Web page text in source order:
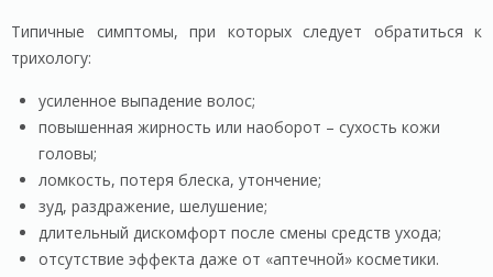
Типичные симптомы, при которых следует обратиться к
трихологу:
усиленное выпадение волос;
повышенная жирность или наоборот – сухость кожи
головы;
ломкость, потеря блеска, утончение;
зуд, раздражение, шелушение;
длительный дискомфорт после смены средств ухода;
отсутствие эффекта даже от «аптечной» косметики.